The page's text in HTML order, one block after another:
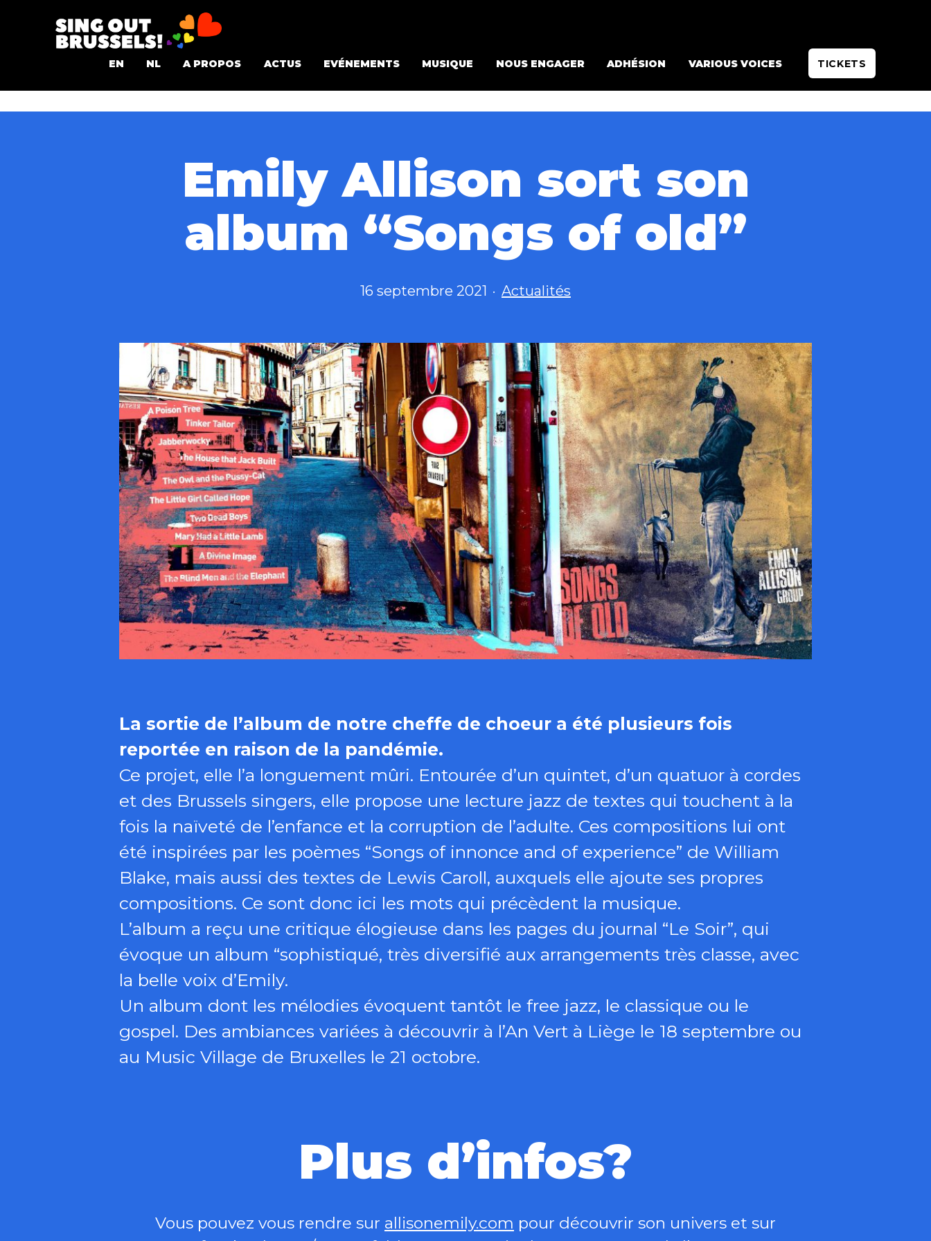
Out
Brussels!
EN NL A PROPOS ACTUS EVÉNEMENTS MUSIQUE NOUS ENGAGER ADHÉSION VARIOUS VOICES TICKETS
Emily Allison sort son
album “Songs of old”
Publié
16 septembre 2021
Catégorisé
Actualités
La sortie de l’album de notre cheffe de choeur a été plusieurs fois
reportée en raison de la pandémie.
Ce projet, elle l’a longuement mûri. Entourée d’un quintet, d’un quatuor à cordes
et des Brussels singers, elle propose une lecture jazz de textes qui touchent à la
fois la naïveté de l’enfance et la corruption de l’adulte. Ces compositions lui ont
été inspirées par les poèmes “Songs of innonce and of experience” de William
Blake, mais aussi des textes de Lewis Caroll, auxquels elle ajoute ses propres
compositions. Ce sont donc ici les mots qui précèdent la musique.
L’album a reçu une critique élogieuse dans les pages du journal “Le Soir”, qui
évoque un album “sophistiqué, très diversifié aux arrangements très classe, avec
la belle voix d’Emily.
Un album dont les mélodies évoquent tantôt le free jazz, le classique ou le
gospel. Des ambiances variées à découvrir à l’An Vert à Liège le 18 septembre ou
au Music Village de Bruxelles le 21 octobre.
Plus d’infos?
Vous pouvez vous rendre sur allisonemily.com pour découvrir son univers et sur